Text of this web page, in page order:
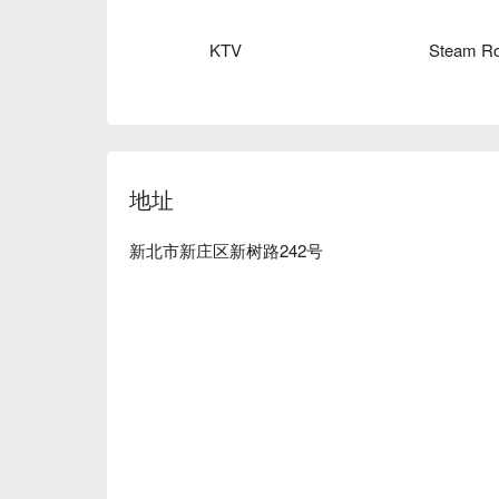
KTV Steam
地址
新北市新庄区新树路242号